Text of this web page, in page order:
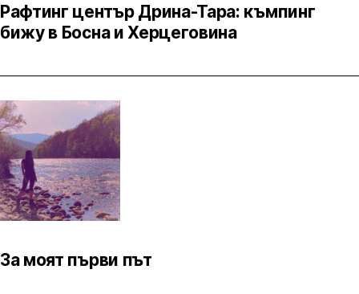
Рафтинг център Дрина-Тара: къмпинг
бижу в Босна и Херцеговина
За моят първи път